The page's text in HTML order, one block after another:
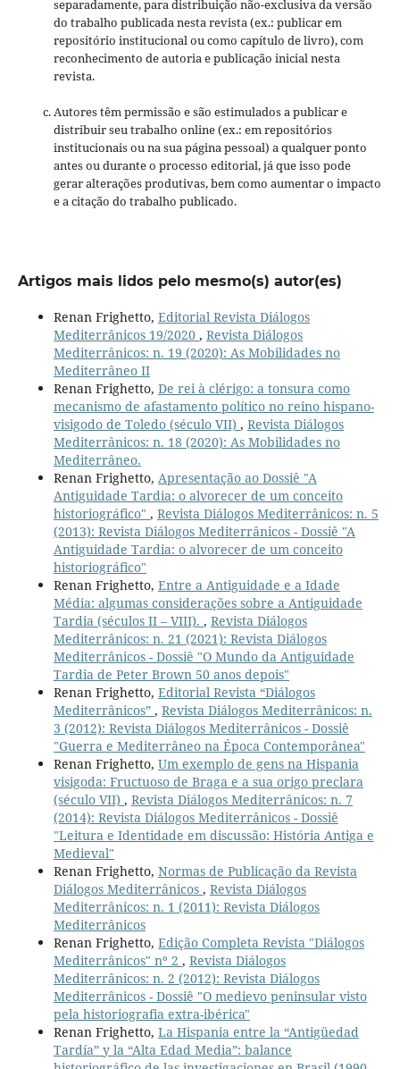
separadamente, para distribuição não-exclusiva da versão
do trabalho publicada nesta revista (ex.: publicar em
repositório institucional ou como capítulo de livro), com
reconhecimento de autoria e publicação inicial nesta
revista.
Autores têm permissão e são estimulados a publicar e
distribuir seu trabalho online (ex.: em repositórios
institucionais ou na sua página pessoal) a qualquer ponto
antes ou durante o processo editorial, já que isso pode
gerar alterações produtivas, bem como aumentar o impacto
e a citação do trabalho publicado.
Artigos mais lidos pelo mesmo(s) autor(es)
Renan Frighetto, Editorial Revista Diálogos
Mediterrânicos 19/2020 , Revista Diálogos
Mediterrânicos: n. 19 (2020): As Mobilidades no
Mediterrâneo II
Renan Frighetto, De rei à clérigo: a tonsura como
mecanismo de afastamento político no reino hispano-
visigodo de Toledo (século VII) , Revista Diálogos
Mediterrânicos: n. 18 (2020): As Mobilidades no
Mediterrâneo.
Renan Frighetto, Apresentação ao Dossiê "A
Antiguidade Tardia: o alvorecer de um conceito
historiográfico" , Revista Diálogos Mediterrânicos: n. 5
(2013): Revista Diálogos Mediterrânicos - Dossiê "A
Antiguidade Tardia: o alvorecer de um conceito
historiográfico"
Renan Frighetto, Entre a Antiguidade e a Idade
Média: algumas considerações sobre a Antiguidade
Tardia (séculos II – VIII). , Revista Diálogos
Mediterrânicos: n. 21 (2021): Revista Diálogos
Mediterrânicos - Dossiê "O Mundo da Antiguidade
Tardia de Peter Brown 50 anos depois"
Renan Frighetto, Editorial Revista “Diálogos
Mediterrânicos” , Revista Diálogos Mediterrânicos: n.
3 (2012): Revista Diálogos Mediterrânicos - Dossiê
"Guerra e Mediterrâneo na Época Contemporânea"
Renan Frighetto, Um exemplo de gens na Hispania
visigoda: Fructuoso de Braga e a sua origo preclara
(século VII) , Revista Diálogos Mediterrânicos: n. 7
(2014): Revista Diálogos Mediterrânicos - Dossiê
"Leitura e Identidade em discussão: História Antiga e
Medieval"
Renan Frighetto, Normas de Publicação da Revista
Diálogos Mediterrânicos , Revista Diálogos
Mediterrânicos: n. 1 (2011): Revista Diálogos
Mediterrânicos
Renan Frighetto, Edição Completa Revista "Diálogos
Mediterrânicos" nº 2 , Revista Diálogos
Mediterrânicos: n. 2 (2012): Revista Diálogos
Mediterrânicos - Dossiê "O medievo peninsular visto
pela historiografia extra-ibérica"
Renan Frighetto, La Hispania entre la “Antigüedad
Tardía” y la “Alta Edad Media”: balance